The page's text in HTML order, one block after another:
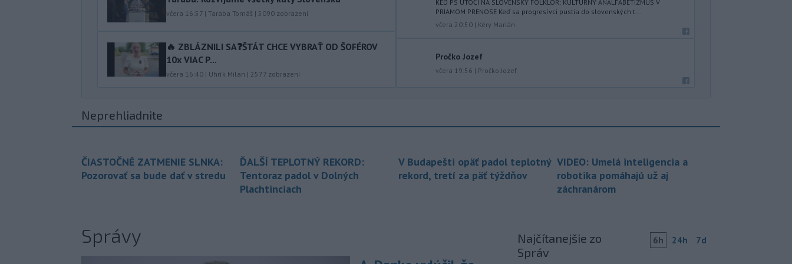
východného Slovenska. Vydal preto
výstrahu prvého stupňa.
11:18
požiada Národný bezpečnostný
(NBÚ) o nezávislé odborné posúdenie
horúčavy a nedostatok pitnej vody
Čaj a Vyšný Čaj v okrese Košice-okolie.
včera 16:57 | Taraba Tomáš | 5090 zobrazení
🔥 ZBLÁZNILI SA❓️ŠTÁT CHCE VYBRAŤ OD ŠOFÉROV
10x VIAC P...
včera 16:40 | Uhrík Milan | 2577 zobrazení
KEĎ PS ÚTOČÍ NA SLOVENSKÝ FOLKLÓR: KULTÚRNY ANALFABETIZMUS V
PRIAMOM PRENOSE Keď sa progresívci pustia do slovenských t...
včera 20:50 | Kéry Marián
Pročko Jozef
včera 19:56 | Pročko Jozef
Neprehliadnite
ČIASTOČNÉ ZATMENIE SLNKA:
Pozorovať sa bude dať v stredu
ĎALŠÍ TEPLOTNÝ REKORD:
Tentoraz padol v Dolných
Plachtinciach
V Budapešti opäť padol teplotný
rekord, tretí za päť týždňov
VIDEO: Umelá inteligencia a
robotika pomáhajú už aj
záchranárom
Správy
Najčítanejšie zo
Správ
6h 24h 7d